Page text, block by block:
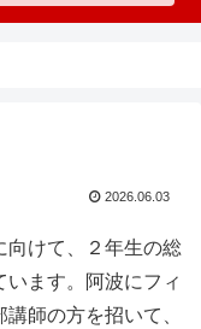
2026.06.03
向けて、２年生の総
ます。阿波にフィ
師の方を招いて、